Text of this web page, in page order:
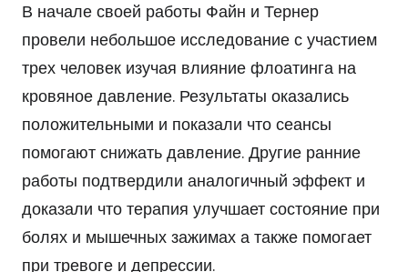
В начале своей работы Файн и Тернер
провели небольшое исследование с участием
трех человек изучая влияние флоатинга на
кровяное давление. Результаты оказались
положительными и показали что сеансы
помогают снижать давление. Другие ранние
работы подтвердили аналогичный эффект и
доказали что терапия улучшает состояние при
болях и мышечных зажимах а также помогает
при тревоге и депрессии.